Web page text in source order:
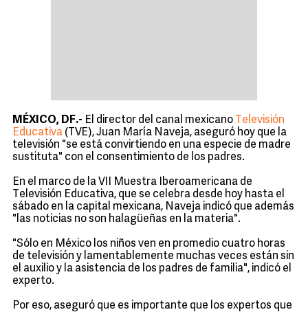
MÉXICO, DF.- El director del canal mexicano
Televisión
Educativa (TVE), Juan María Naveja, aseguró hoy que la
televisión "se está convirtiendo en una especie de madre
sustituta" con el consentimiento de los padres.
En el marco de la VII Muestra Iberoamericana de
Televisión Educativa, que se celebra desde hoy hasta el
sábado en la capital mexicana, Naveja indicó que además
"las noticias no son halagüeñas en la materia".
"Sólo en México los niños ven en promedio cuatro horas
de televisión y lamentablemente muchas veces están sin
el auxilio y la asistencia de los padres de familia", indicó el
experto.
Por eso, aseguró que es importante que los expertos que